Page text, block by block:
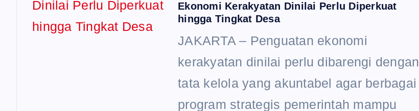
Ekonomi Kerakyatan Dinilai Perlu Diperkuat
hingga Tingkat Desa
JAKARTA – Penguatan ekonomi
kerakyatan dinilai perlu dibarengi dengan
tata kelola yang akuntabel agar berbagai
program strategis pemerintah mampu